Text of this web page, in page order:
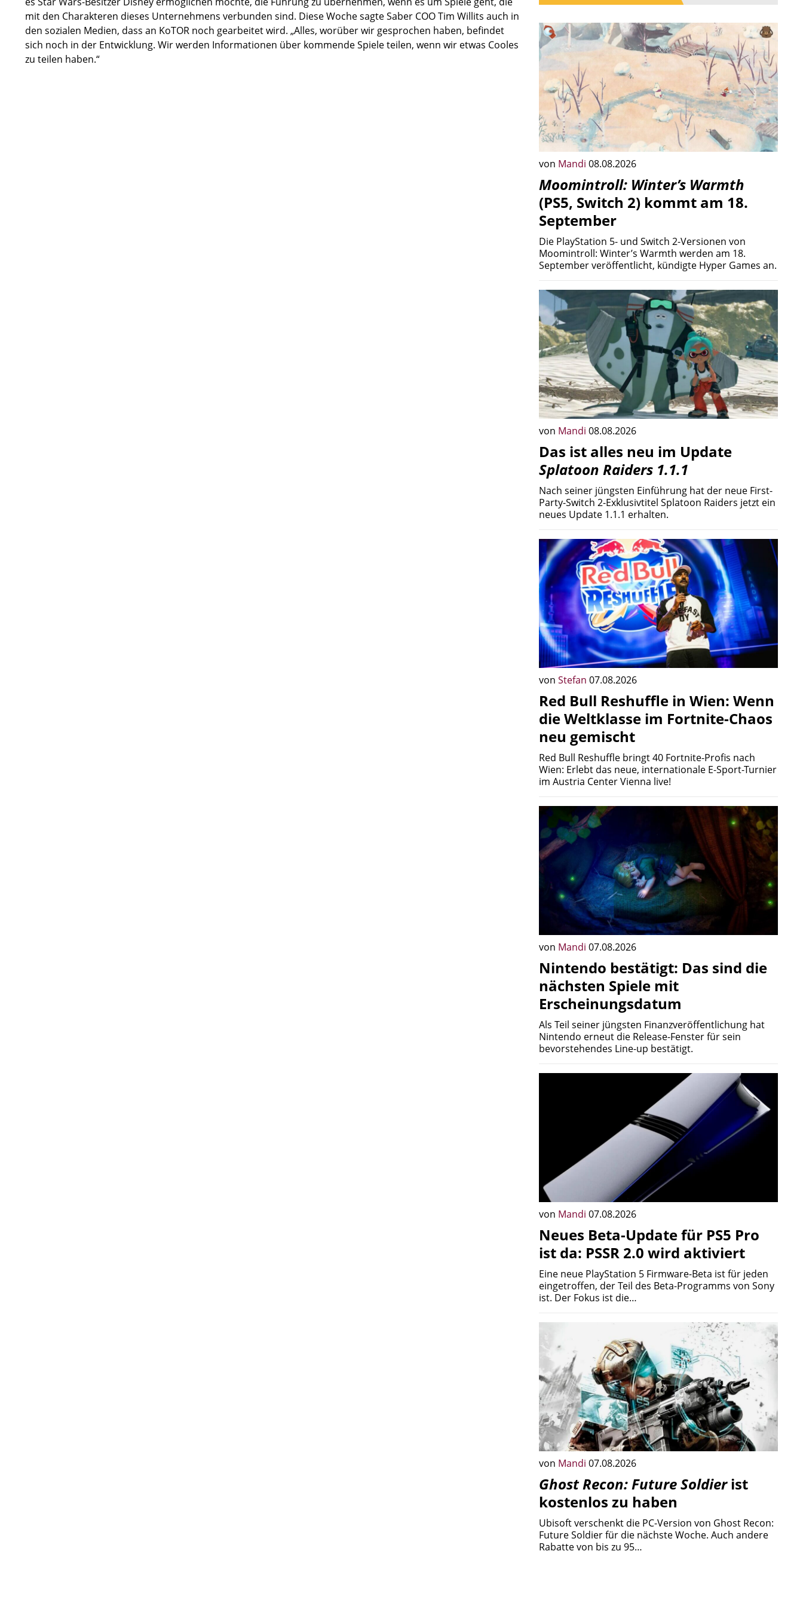
mit den Charakteren dieses Unternehmens verbunden sind. Diese Woche sagte Saber COO Tim Willits auch in
den sozialen Medien, dass an KoTOR noch gearbeitet wird. „Alles, worüber wir gesprochen haben, befindet
sich noch in der Entwicklung. Wir werden Informationen über kommende Spiele teilen, wenn wir etwas Cooles
zu teilen haben.“
von Mandi 08.08.2026
Moomintroll: Winter’s Warmth
(PS5, Switch 2) kommt am 18.
September
Die PlayStation 5- und Switch 2-Versionen von
Moomintroll: Winter’s Warmth werden am 18.
September veröffentlicht, kündigte Hyper Games an.
von Mandi 08.08.2026
Das ist alles neu im Update
Splatoon Raiders 1.1.1
Nach seiner jüngsten Einführung hat der neue First-
Party-Switch 2-Exklusivtitel Splatoon Raiders jetzt ein
neues Update 1.1.1 erhalten.
von Stefan 07.08.2026
Red Bull Reshuffle in Wien: Wenn
die Weltklasse im Fortnite-Chaos
neu gemischt
Red Bull Reshuffle bringt 40 Fortnite-Profis nach
Wien: Erlebt das neue, internationale E-Sport-Turnier
im Austria Center Vienna live!
von Mandi 07.08.2026
Nintendo bestätigt: Das sind die
nächsten Spiele mit
Erscheinungsdatum
Als Teil seiner jüngsten Finanzveröffentlichung hat
Nintendo erneut die Release-Fenster für sein
bevorstehendes Line-up bestätigt.
von Mandi 07.08.2026
Neues Beta-Update für PS5 Pro
ist da: PSSR 2.0 wird aktiviert
Eine neue PlayStation 5 Firmware-Beta ist für jeden
eingetroffen, der Teil des Beta-Programms von Sony
ist. Der Fokus ist die…
von Mandi 07.08.2026
Ghost Recon: Future Soldierist
kostenlos zu haben
Ubisoft verschenkt die PC-Version von Ghost Recon:
Future Soldier für die nächste Woche. Auch andere
Rabatte von bis zu 95…